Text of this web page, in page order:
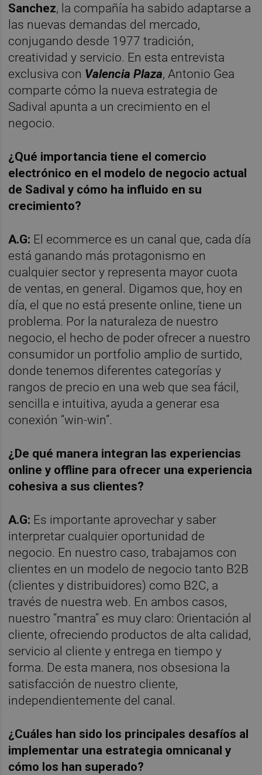
Sanchez, la compañía ha sabido adaptarse a
las nuevas demandas del mercado,
conjugando desde 1977 tradición,
creatividad y servicio. En esta entrevista
exclusiva con Valencia Plaza, Antonio Gea
comparte cómo la nueva estrategia de
Sadival apunta a un crecimiento en el
negocio.
¿ Qué importancia tiene el comercio
electrónico en el modelo de negocio actual
de Sadival y cómo ha influido en su
crecimiento?
A.G: El ecommerce es un canal que, cada día
está ganando más protagonismo en
cualquier sector y representa mayor cuota
de ventas, en general. Digamos que, hoy en
día, el que no está presente online, tiene un
problema. Por la naturaleza de nuestro
negocio, el hecho de poder ofrecer a nuestro
consumidor un portfolio amplio de surtido,
donde tenemos diferentes categorías y
rangos de precio en una web que sea fácil,
sencilla e intuitiva, ayuda a generar esa
conexión “win-win”.
¿De qué manera integran las experiencias
online y offline para ofrecer una experiencia
cohesiva a sus clientes?
A.G: Es importante aprovechar y saber
interpretar cualquier oportunidad de
negocio. En nuestro caso, trabajamos con
clientes en un modelo de negocio tanto B2B
(clientes y distribuidores) como B2C, a
través de nuestra web. En ambos casos,
nuestro “mantra” es muy claro: Orientación al
cliente, ofreciendo productos de alta calidad,
servicio al cliente y entrega en tiempo y
forma. De esta manera, nos obsesiona la
satisfacción de nuestro cliente,
independientemente del canal.
¿Cuáles han sido los principales desafíos al
implementar una estrategia omnicanal y
cómo los han superado?